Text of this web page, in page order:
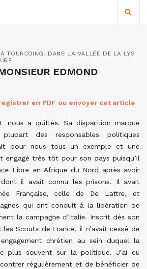
À TOURCOING , DANS LA VALLÉE DE LA LYS
EDMOND
en PDF ou envoyer cet article
nous a quittés. Sa disparition marque
des responsables politiques
pour nous tous un exemple et une
engagé très tôt pour son pays puisqu’il
Libre en Afrique du Nord après avoir
dont il avait connu les prisons. Il avait
Française, celle de De Lattre, et
qui ont conduit à la libération de
la campagne d’Italie. Inscrit dès son
les Scouts de France, il n’avait cessé de
chrétien au sein duquel la
plus souvent sur la politique. J’ai eu
régulièrement et de bénéficier de